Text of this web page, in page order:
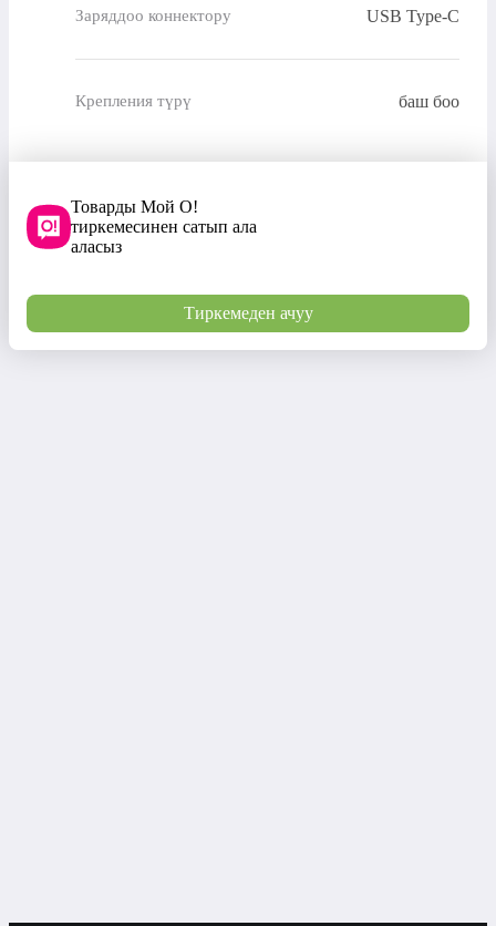
Заряддоо коннектору USB Type-C
Крепления түрү баш боо
Товарды Мой О!
тиркемесинен сатып ала
аласыз
Тиркемеден ачуу